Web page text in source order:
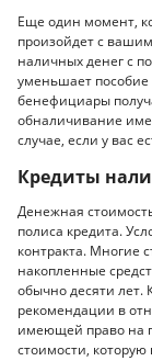
Еще один момент,
произойдет с
наличных денег с
уменьшает пособие
бенефициары
обналичивание
случае, если у вас
Кредиты
Денежная
полиса кредита.
контракта. Многие
накопленные
обычно десяти лет.
рекомендации в
имеющей право на
стоимости,